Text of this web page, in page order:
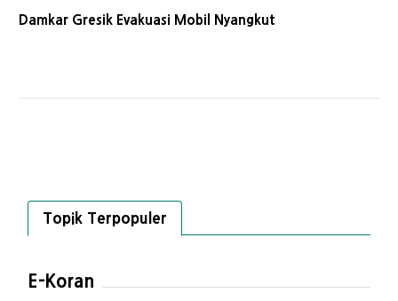
Damkar Gresik Evakuasi Mobil Nyangkut
Topik Terpopuler
E-Koran